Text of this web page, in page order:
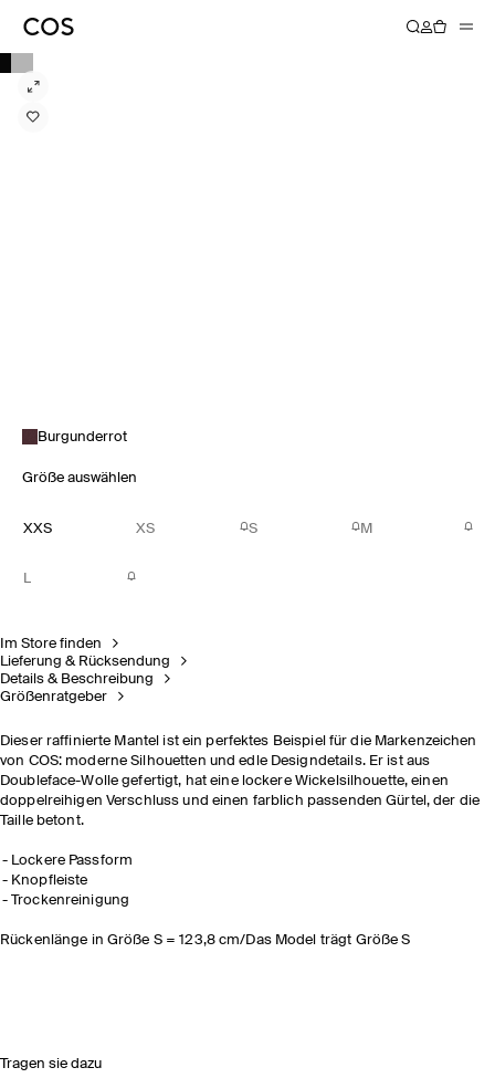
Burgunderrot
Größe auswählen
XXS XS S M
L
Im Store finden
Lieferung & Rücksendung
Details & Beschreibung
Größenratgeber
Dieser raffinierte Mantel ist ein perfektes Beispiel für die Markenzeichen
von COS: moderne Silhouetten und edle Designdetails. Er ist aus
Doubleface-Wolle gefertigt, hat eine lockere Wickelsilhouette, einen
doppelreihigen Verschluss und einen farblich passenden Gürtel, der die
Taille betont.
Lockere Passform
Knopfleiste
Trockenreinigung
Rückenlänge in Größe S = 123,8 cm/Das Model trägt Größe S
Tragen sie dazu